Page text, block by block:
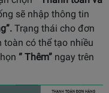
sẽ nhập thông tin
Trạng thái cho đơn
toàn có thể tạo nhiều
“ Thêm” ngay trên